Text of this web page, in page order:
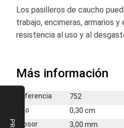
Los pasilleros de caucho
trabajo, encimeras, armarios
resistencia al uso y al
Más información
Más
información
Referencia
752
Alto
0,30 cm
Grosor
3,00 mm